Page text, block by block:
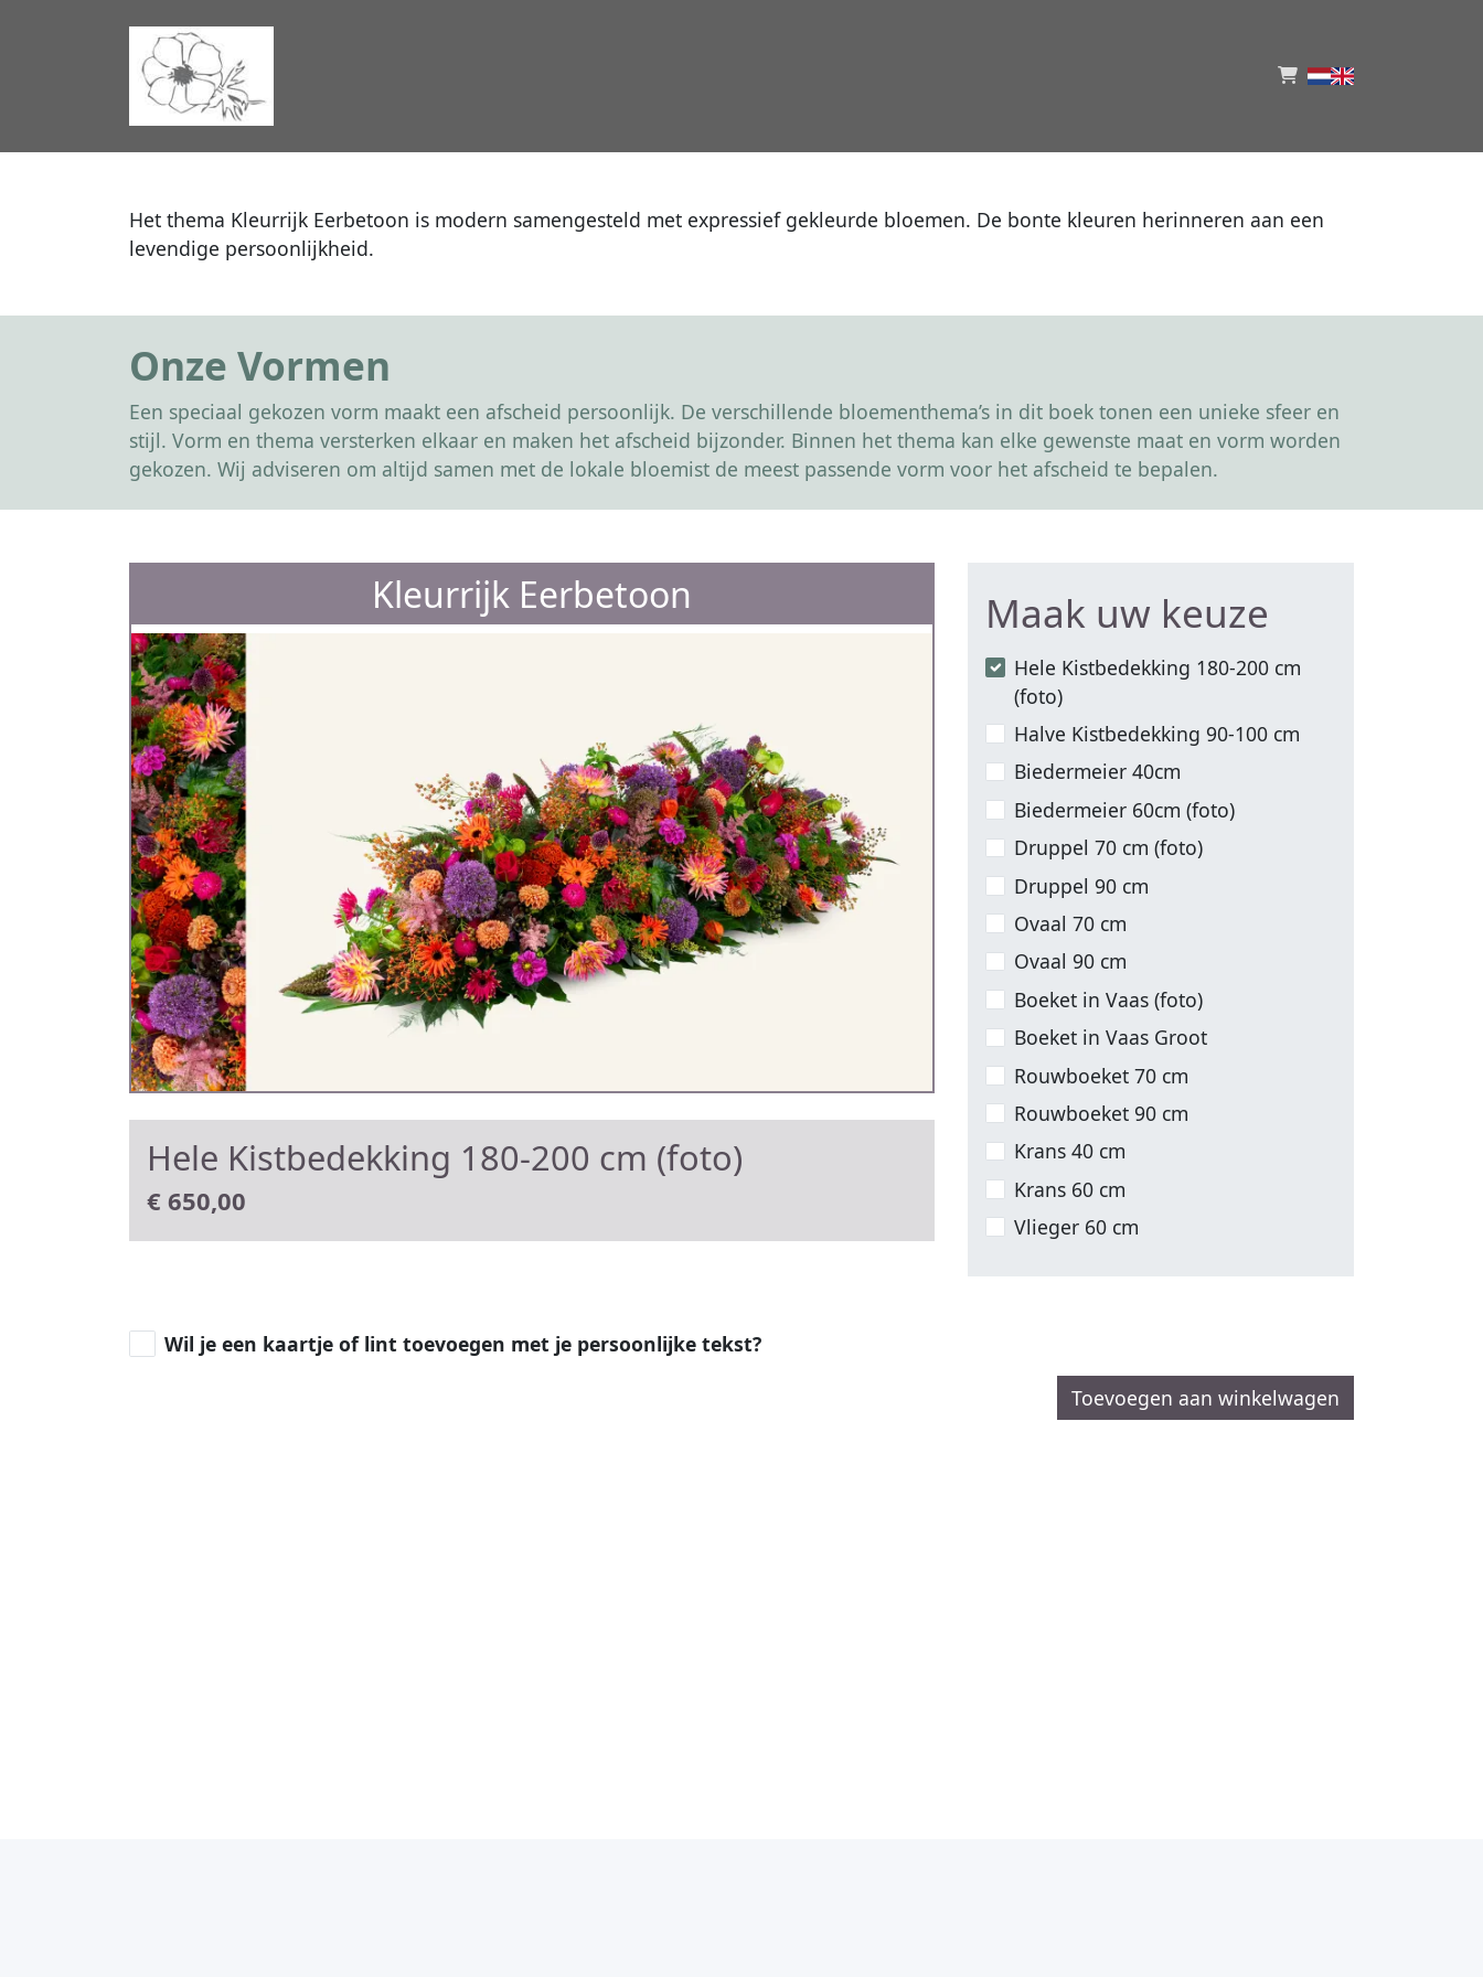
Het thema Kleurrijk Eerbetoon is modern samengesteld met expressief gekleurde bloemen. De bonte kleuren herinneren aan een
levendige persoonlijkheid.
Onze Vormen
Een speciaal gekozen vorm maakt een afscheid persoonlijk. De verschillende bloementhema’s in dit boek tonen een unieke sfeer en
stijl. Vorm en thema versterken elkaar en maken het afscheid bijzonder. Binnen het thema kan elke gewenste maat en vorm worden
gekozen. Wij adviseren om altijd samen met de lokale bloemist de meest passende vorm voor het afscheid te bepalen.
Kleurrijk Eerbetoon
Hele Kistbedekking 180-200 cm (foto)
€ 650,00
Maak uw keuze
Hele Kistbedekking 180-200 cm
(foto)
Halve Kistbedekking 90-100 cm
Biedermeier 40cm
Biedermeier 60cm (foto)
Druppel 70 cm (foto)
Druppel 90 cm
Ovaal 70 cm
Ovaal 90 cm
Boeket in Vaas (foto)
Boeket in Vaas Groot
Rouwboeket 70 cm
Rouwboeket 90 cm
Krans 40 cm
Krans 60 cm
Vlieger 60 cm
Wil je een kaartje of lint toevoegen met je persoonlijke tekst?
Toevoegen aan winkelwagen